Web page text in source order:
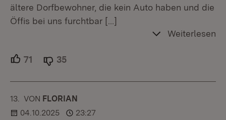
ältere Dorfbewohner, die kein Auto haben und die
Öffis bei uns furchtbar […]
Weiterlesen
71 Unterstützer.
35
13. KOMMENTAR
VON :FLORIAN
04.10.2025
23:27